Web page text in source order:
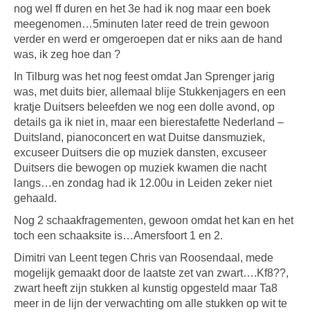
nog wel ff duren en het 3e had ik nog maar een boek
meegenomen…5minuten later reed de trein gewoon
verder en werd er omgeroepen dat er niks aan de hand
was, ik zeg hoe dan ?
In Tilburg was het nog feest omdat Jan Sprenger jarig
was, met duits bier, allemaal blije Stukkenjagers en een
kratje Duitsers beleefden we nog een dolle avond, op
details ga ik niet in, maar een bierestafette Nederland –
Duitsland, pianoconcert en wat Duitse dansmuziek,
excuseer Duitsers die op muziek dansten, excuseer
Duitsers die bewogen op muziek kwamen die nacht
langs…en zondag had ik 12.00u in Leiden zeker niet
gehaald.
Nog 2 schaakfragementen, gewoon omdat het kan en het
toch een schaaksite is…Amersfoort 1 en 2.
Dimitri van Leent tegen Chris van Roosendaal, mede
mogelijk gemaakt door de laatste zet van zwart….Kf8??,
zwart heeft zijn stukken al kunstig opgesteld maar Ta8
meer in de lijn der verwachting om alle stukken op wit te